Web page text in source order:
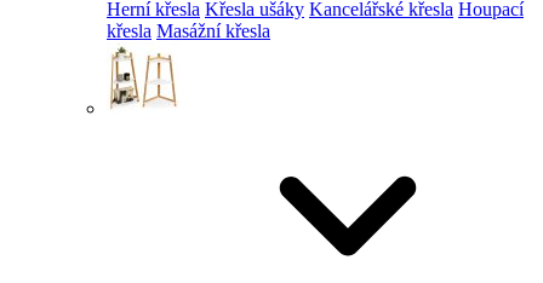
Herní křesla Křesla ušáky Kancelářské křesla Houpací
křesla Masážní křesla